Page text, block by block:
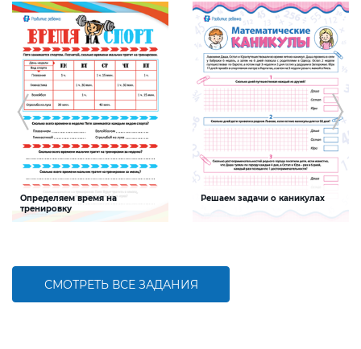
Определяем время на
тренировку
Решаем задачи о каникулах
задачи и пользоваться календарем
СМОТРЕТЬ ВСЕ ЗАДАНИЯ